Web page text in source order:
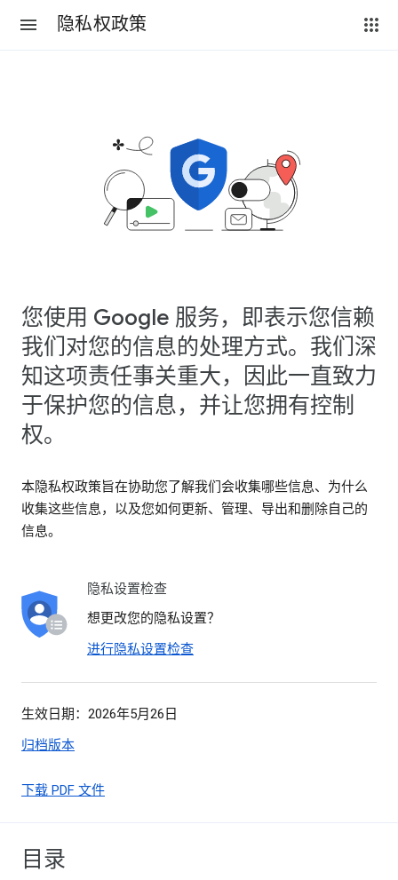
隐私权政策
您使用 Google 服务，即表示您信赖
我们对您的信息的处理方式。我们深
知这项责任事关重大，因此一直致力
于保护您的信息，并让您拥有控制
权。
本隐私权政策旨在协助您了解我们会收集哪些信息、为什么
收集这些信息，以及您如何更新、管理、导出和删除自己的
信息。
隐私设置检查
想更改您的隐私设置？
进行隐私设置检查
生效日期：2026年5月26日
归档版本
下载 PDF 文件
目录